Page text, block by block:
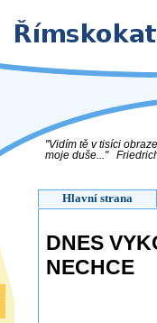
"Vidím tě v tisíci
moje duše..."
Hlavní strana
DNES
NECHCE